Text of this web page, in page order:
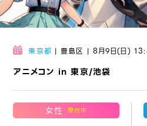
アニメコン in 東京/池袋
東京都 | 豊島区 | 8月9日(日)
女性 受付中